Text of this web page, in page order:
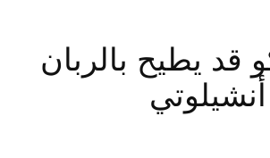
قد يطيح بالربان
أنشيلوتي